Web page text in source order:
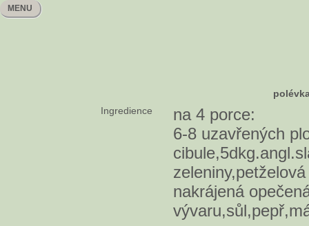
MENU
Ingredience
na 4 porce:
6-8 uzavřených
nakrájená